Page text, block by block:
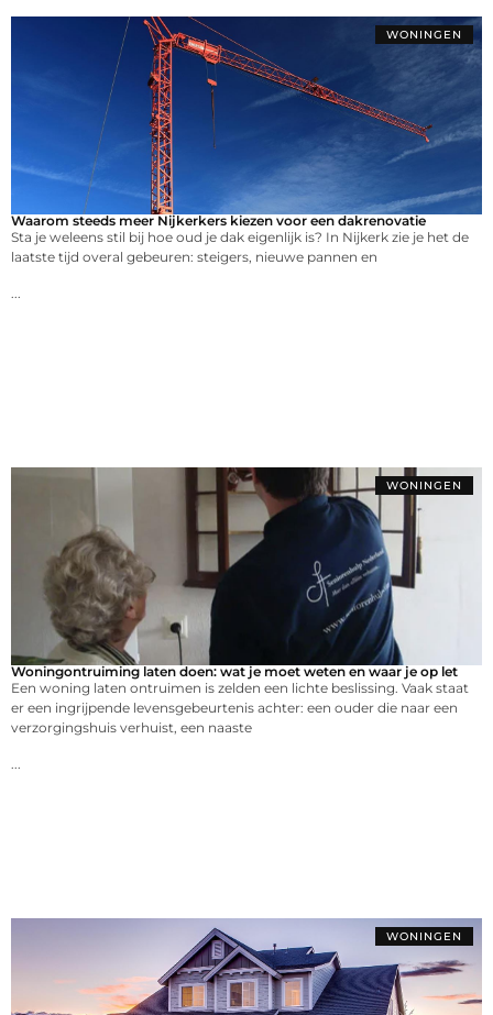
WONINGEN
Waarom steeds meer Nijkerkers kiezen voor een dakrenovatie
Sta je weleens stil bij hoe oud je dak eigenlijk is? In Nijkerk zie je het de
laatste tijd overal gebeuren: steigers, nieuwe pannen en
WONINGEN
Woningontruiming laten doen: wat je moet weten en waar je op let
Een woning laten ontruimen is zelden een lichte beslissing. Vaak staat
er een ingrijpende levensgebeurtenis achter: een ouder die naar een
verzorgingshuis verhuist, een naaste
WONINGEN